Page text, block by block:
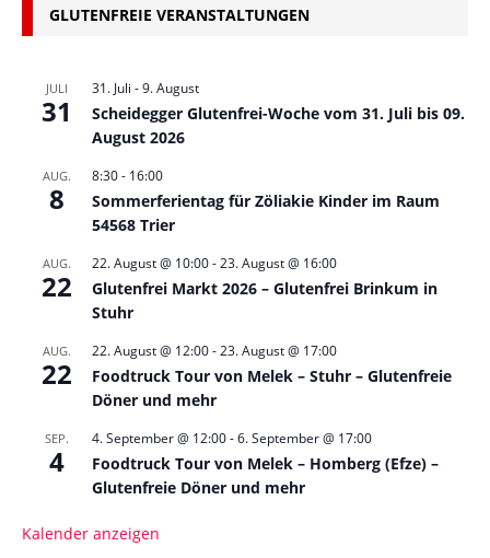
GLUTENFREIE VERANSTALTUNGEN
JULI
31
31. Juli -9. August
Scheidegger Glutenfrei-Woche vom 31. Juli bis 09.
August 2026
AUG.
8
8:30- 16:00
Sommerferientag für Zöliakie Kinder im Raum
54568 Trier
AUG.
22
22. August @ 10:00-23. August @ 16:00
Glutenfrei Markt 2026 – Glutenfrei Brinkum in
Stuhr
AUG.
22
22. August @ 12:00-23. August @ 17:00
Foodtruck Tour von Melek – Stuhr – Glutenfreie
Döner und mehr
SEP.
4
4. September @ 12:00-6. September @ 17:00
Foodtruck Tour von Melek – Homberg (Efze) –
Glutenfreie Döner und mehr
Kalender anzeigen